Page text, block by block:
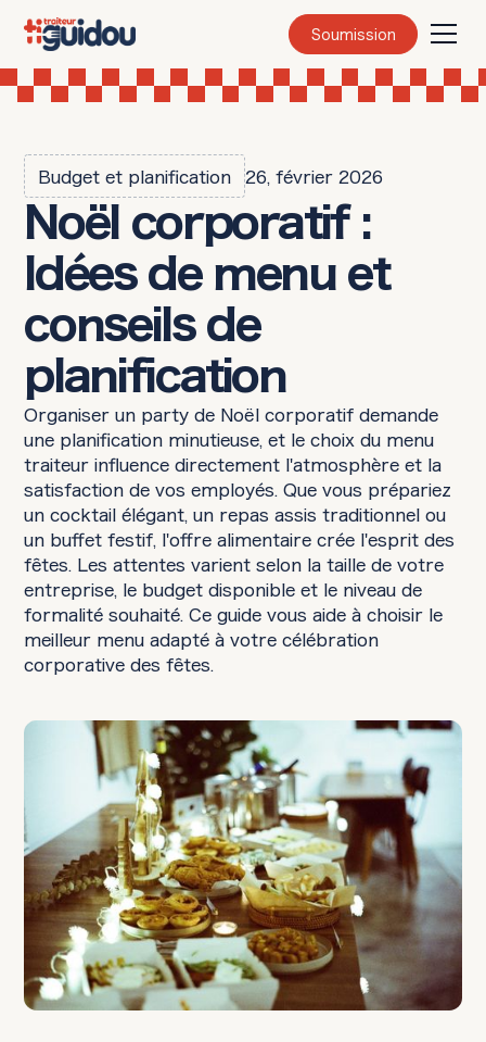
Soumission
Budget et planification 26, février 2026
Noël corporatif :
Idées de menu et
conseils de
planification
Organiser un party de Noël corporatif demande
une planification minutieuse, et le choix du menu
traiteur influence directement l'atmosphère et la
satisfaction de vos employés. Que vous prépariez
un cocktail élégant, un repas assis traditionnel ou
un buffet festif, l'offre alimentaire crée l'esprit des
fêtes. Les attentes varient selon la taille de votre
entreprise, le budget disponible et le niveau de
formalité souhaité. Ce guide vous aide à choisir le
meilleur menu adapté à votre célébration
corporative des fêtes.